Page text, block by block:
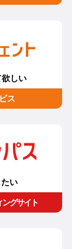
ス
欲しい
ングサイト
い